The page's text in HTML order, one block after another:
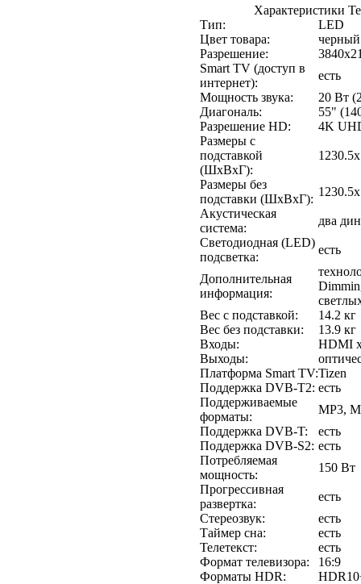
Характеристики
Тип:
LED
Цвет товара:
черный
Разрешение:
Smart TV (доступ в
интернет):
есть
Мощность звука:
20 Вт
Диагональ:
55"
Разрешение HD:
4K
Размеры с
подставкой
(ШxВxГ):
Размеры без
подставки (ШxВxГ):
Акустическая
система:
два
Светодиодная (LED)
подсветка:
есть
Дополнительная
информация:
Вес с подставкой:
14.2 кг
Вес без подставки:
13.9 кг
Входы:
HDMI
Выходы:
Платформа Smart TV:Tizen
Поддержка DVB-T2: есть
Поддерживаемые
форматы:
MP3,
Поддержка DVB-T:
есть
Поддержка DVB-S2: есть
Потребляемая
мощность:
150 Вт
Прогрессивная
развертка:
есть
Стереозвук:
есть
Таймер сна:
есть
Телетекст:
есть
Формат телевизора:
16:9
Форматы HDR: